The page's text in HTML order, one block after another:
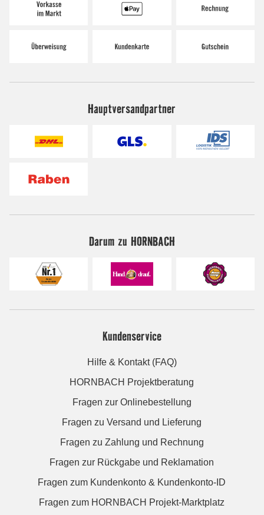
Hauptversandpartner
Darum zu HORNBACH
Kundenservice
Hilfe & Kontakt (FAQ)
HORNBACH Projektberatung
Fragen zur Onlinebestellung
Fragen zu Versand und Lieferung
Fragen zu Zahlung und Rechnung
Fragen zur Rückgabe und Reklamation
Fragen zum Kundenkonto & Kundenkonto-ID
Fragen zum HORNBACH Projekt-Marktplatz